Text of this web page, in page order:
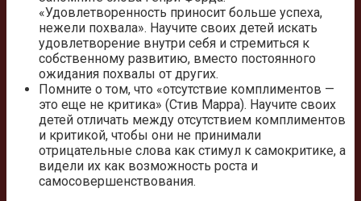
«Удовлетворенность приносит больше успеха,
нежели похвала». Научите своих детей искать
удовлетворение внутри себя и стремиться к
собственному развитию, вместо постоянного
ожидания похвалы от других.
Помните о том, что «отсутствие комплиментов —
это еще не критика» (Стив Марра). Научите своих
детей отличать между отсутствием комплиментов
и критикой, чтобы они не принимали
отрицательные слова как стимул к самокритике, а
видели их как возможность роста и
самосовершенствования.